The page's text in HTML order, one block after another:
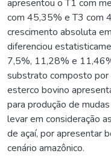
apresentou o T1 com
com 45,35% e T3 com
crescimento absoluta
diferenciou
7,5%, 11,28% e
substrato composto
esterco bovino
para produção de
levar em consideração
de açaí, por apresentar
cenário amazônico.